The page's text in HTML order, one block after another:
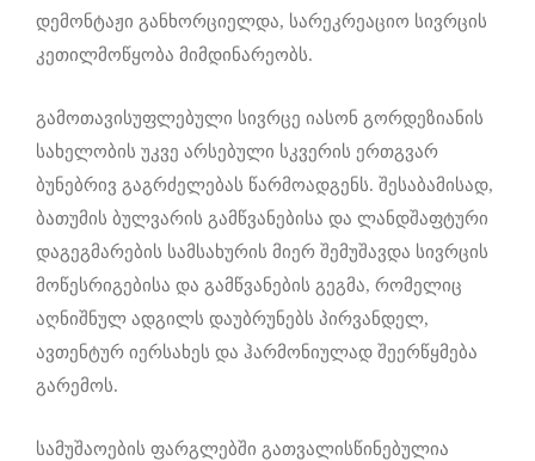
დემონტაჟი განხორციელდა, სარეკრეაციო სივრცის
კეთილმოწყობა მიმდინარეობს.
გამოთავისუფლებული სივრცე იასონ გორდეზიანის
სახელობის უკვე არსებული სკვერის ერთგვარ
ბუნებრივ გაგრძელებას წარმოადგენს. შესაბამისად,
ბათუმის ბულვარის გამწვანებისა და ლანდშაფტური
დაგეგმარების სამსახურის მიერ შემუშავდა სივრცის
მოწესრიგებისა და გამწვანების გეგმა, რომელიც
აღნიშნულ ადგილს დაუბრუნებს პირვანდელ,
ავთენტურ იერსახეს და ჰარმონიულად შეერწყმება
გარემოს.
სამუშაოების ფარგლებში გათვალისწინებულია